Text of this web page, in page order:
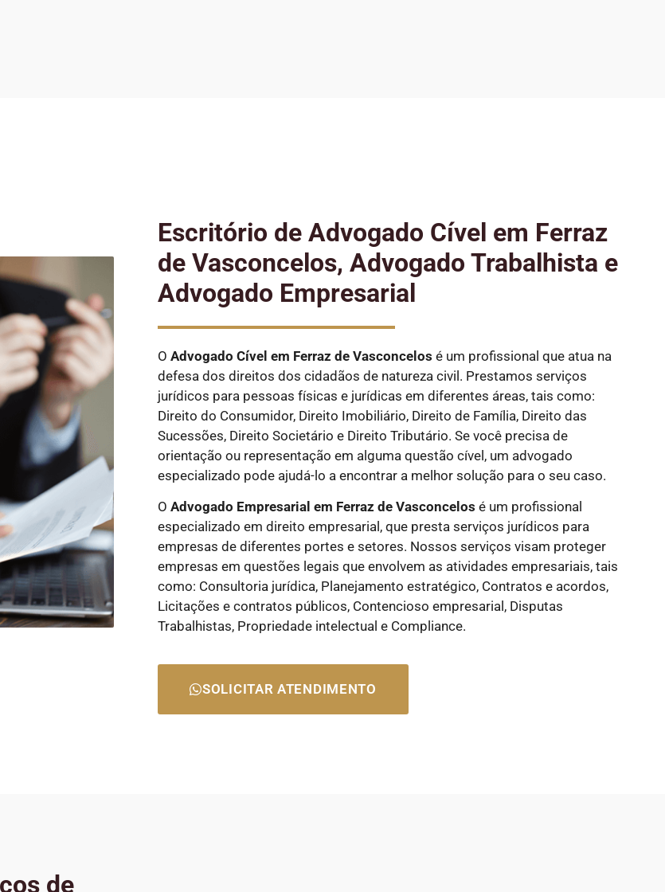
Escritório de Advogado Cível em Ferraz
de Vasconcelos, Advogado Trabalhista e
Advogado Empresarial
OAdvogado Cívelem Ferraz de Vasconcelos é um profissional que atua na
defesa dos direitos dos cidadãos de natureza civil. Prestamos serviços
jurídicos para pessoas físicas e jurídicas em diferentes áreas, tais como:
Direito do Consumidor, Direito Imobiliário, Direito de Família, Direito das
Sucessões, Direito Societário e Direito Tributário. Se você precisa de
orientação ou representação em alguma questão cível, um advogado
especializado pode ajudá-lo a encontrar a melhor solução para o seu caso.
OAdvogado Empresarial em Ferraz de Vasconcelos é um profissional
especializado em direito empresarial, que presta serviços jurídicos para
empresas de diferentes portes e setores. Nossos serviços visam proteger
empresas em questões legais que envolvem as atividades empresariais, tais
como: Consultoria jurídica, Planejamento estratégico, Contratos e acordos,
Licitações e contratos públicos, Contencioso empresarial, Disputas
Trabalhistas, Propriedade intelectual e Compliance.
SOLICITAR ATENDIMENTO
de